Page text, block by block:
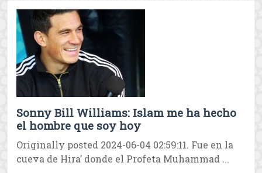
Sonny Bill Williams: Islam me ha hecho
el hombre que soy hoy
Originally posted 2024-06-04 02:59:11. Fue en la
cueva de Hira’ donde el Profeta Muhammad ...